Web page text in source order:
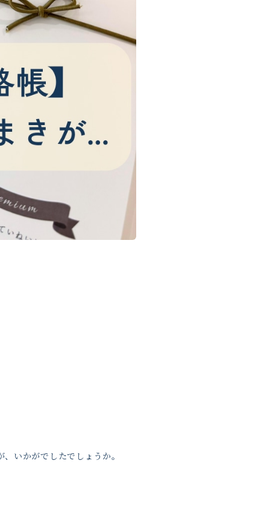
いかがでしたでしょうか。